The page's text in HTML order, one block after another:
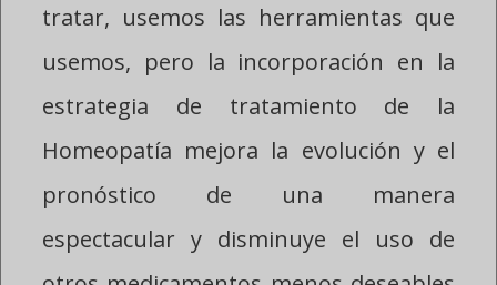
tratar, usemos las herramientas que
usemos, pero la incorporación en la
estrategia de tratamiento de la
Homeopatía mejora la evolución y el
pronóstico de una manera
espectacular y disminuye el uso de